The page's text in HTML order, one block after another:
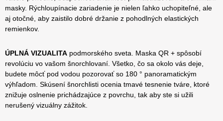
masky. Rýchloupínacie zariadenie je nielen ľahko uchopiteľné, ale
aj otočné, aby zaistilo dobré držanie z pohodlných elastických
remienkov.
ÚPLNÁ VIZUALITA podmorského sveta. Maska QR + spôsobí
revolúciu vo vašom šnorchlovaní. Všetko, čo sa okolo vás deje,
budete môcť pod vodou pozorovať so 180 ° panoramatickým
výhľadom. Skúsení šnorchlisti ocenia tmavé tesnenie tváre, ktoré
znižuje oslnenie prichádzajúce z povrchu, tak aby ste si užili
nerušený vizuálny zážitok.